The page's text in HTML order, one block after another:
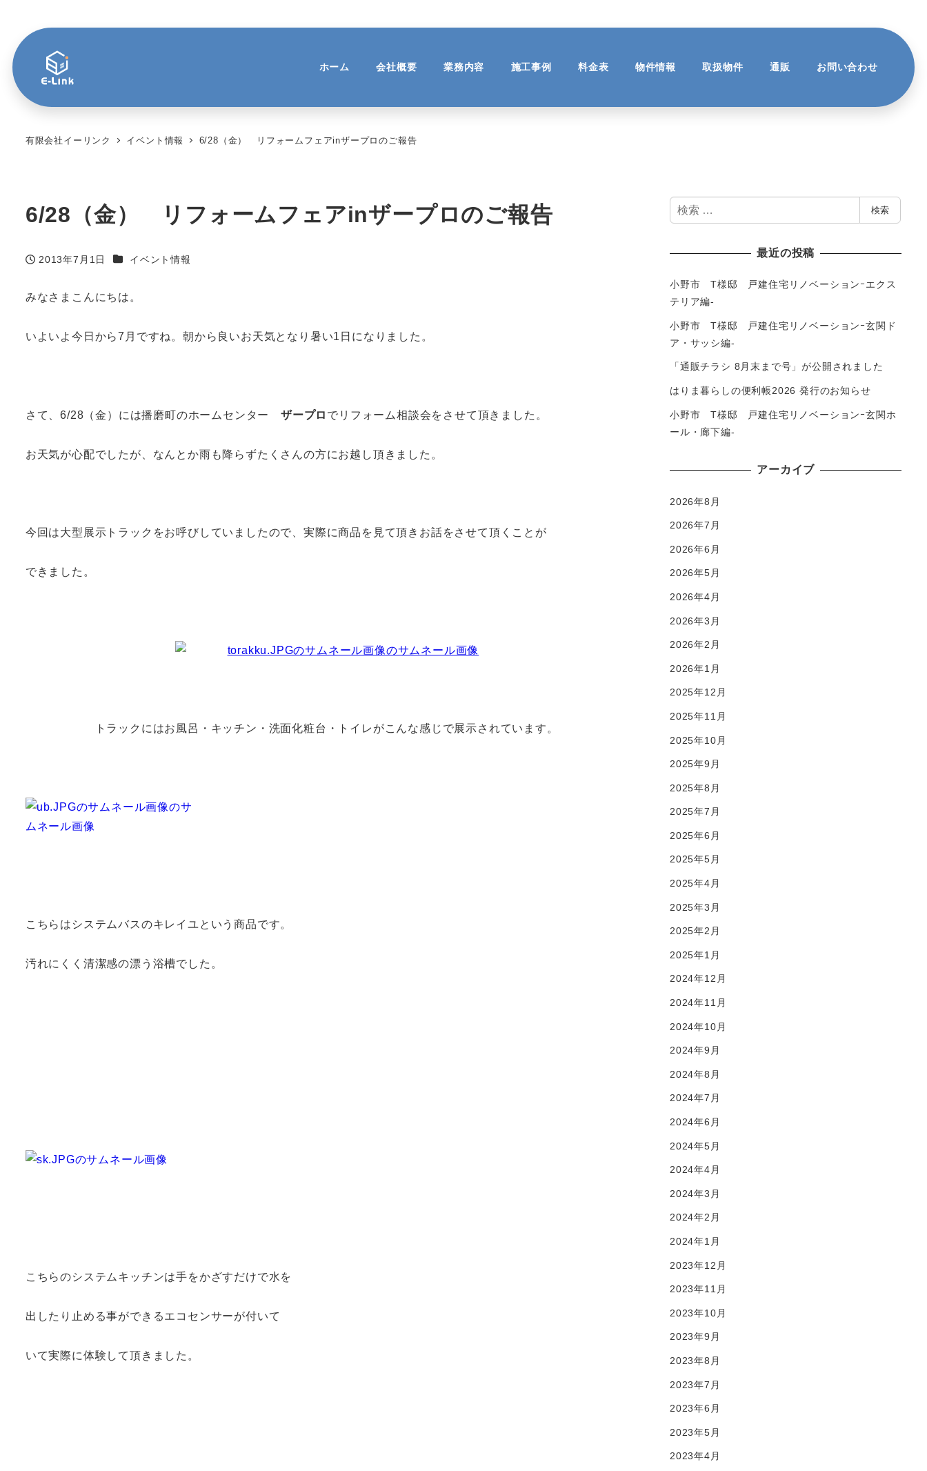
ホーム 会社概要 業務内容 施工事例 料金表 物件情報 取扱物件 通販 お問い合わせ
有限会社イーリンク イベント情報 6/28（金） リフォームフェアinザープロのご報告
6/28（金） リフォームフェアinザープロのご報告
投稿日
2013年7月1日 カテゴリー
イベント情報
みなさまこんにちは。
いよいよ今日から7月ですね。朝から良いお天気となり暑い1日になりました。
さて、6/28（金）には播磨町のホームセンター ザープロ でリフォーム相談会をさせて頂きました。
お天気が心配でしたが、なんとか雨も降らずたくさんの方にお越し頂きました。
今回は大型展示トラックをお呼びしていましたので、実際に商品を見て頂きお話をさせて頂くことが
できました。
トラックにはお風呂・キッチン・洗面化粧台・トイレがこんな感じで展示されています。
こちらはシステムバスのキレイユという商品です。
汚れにくく清潔感の漂う浴槽でした。
こちらのシステムキッチンは手をかざすだけで水を
出したり止める事ができるエコセンサーが付いて
いて実際に体験して頂きました。
検
索
検索
最近の投稿
小野市 T様邸 戸建住宅リノベーションｰエクス
テリア編-
小野市 T様邸 戸建住宅リノベーションｰ玄関ド
ア・サッシ編-
「通販チラシ 8月末まで号」が公開されました
はりま暮らしの便利帳2026 発行のお知らせ
小野市 T様邸 戸建住宅リノベーションｰ玄関ホ
ール・廊下編-
アーカイブ
2026年8月
2026年7月
2026年6月
2026年5月
2026年4月
2026年3月
2026年2月
2026年1月
2025年12月
2025年11月
2025年10月
2025年9月
2025年8月
2025年7月
2025年6月
2025年5月
2025年4月
2025年3月
2025年2月
2025年1月
2024年12月
2024年11月
2024年10月
2024年9月
2024年8月
2024年7月
2024年6月
2024年5月
2024年4月
2024年3月
2024年2月
2024年1月
2023年12月
2023年11月
2023年10月
2023年9月
2023年8月
2023年7月
2023年6月
2023年5月
2023年4月